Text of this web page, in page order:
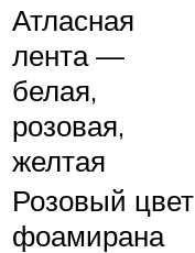
Атласная
лента —
белая,
розовая,
желтая
Розовый цвет
фоамирана